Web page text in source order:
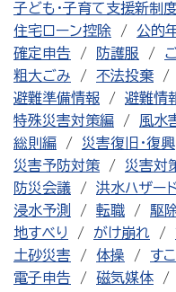
子ども・子育て支援新制
住宅ローン控除
公的
確定申告
防護服
粗大ごみ
不法投棄
避難準備情報
避難情
特殊災害対策編
風水
総則編
災害復旧・復興
災害予防対策
災害対
防災会議
洪水ハザー
浸水予測
転職 駆
地すべり
がけ崩れ
土砂災害
体操 す
電子申告
磁気媒体